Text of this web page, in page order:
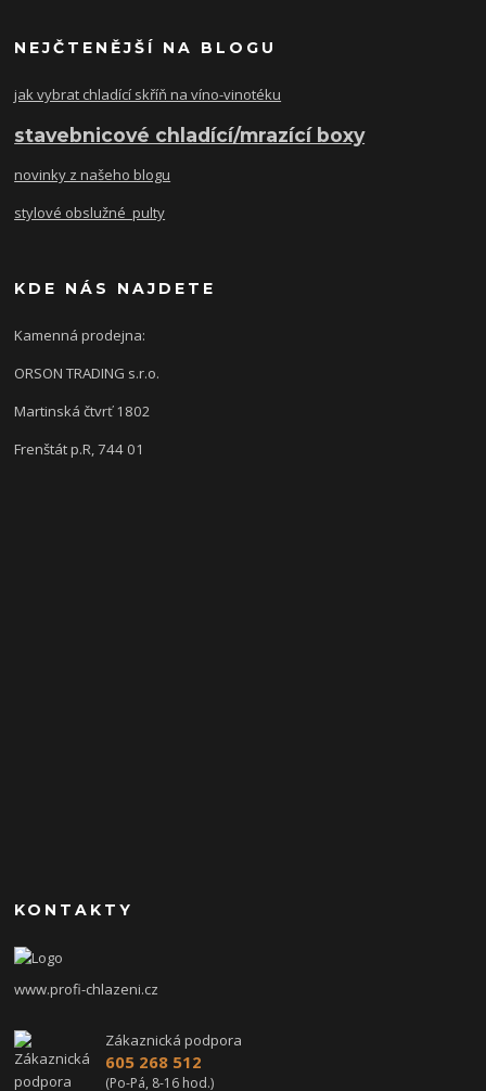
NEJČTENĚJŠÍ NA BLOGU
jak vybrat chladící skříň na víno-vinotéku
stavebnicové chladící/mrazící boxy
novinky z našeho blogu
stylové obslužné pulty
KDE NÁS NAJDETE
Kamenná prodejna:
ORSON TRADING s.r.o.
Martinská čtvrť 1802
Frenštát p.R, 744 01
KONTAKTY
www.profi-chlazeni.cz
Zákaznická podpora
605 268 512
(Po-Pá, 8-16 hod.)